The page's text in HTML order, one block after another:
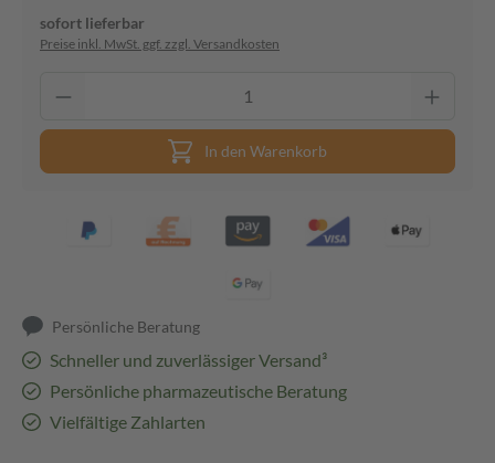
sofort lieferbar
Preise inkl. MwSt. ggf. zzgl. Versandkosten
In den Warenkorb
Persönliche Beratung
Schneller und zuverlässiger Versand³
Persönliche pharmazeutische Beratung
Vielfältige Zahlarten